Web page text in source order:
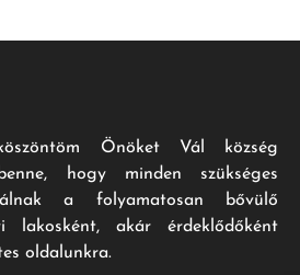
Önöket Vál község
hogy minden szükséges
a folyamatosan bővülő
lakosként, akár érdeklődőként
oldalunkra.